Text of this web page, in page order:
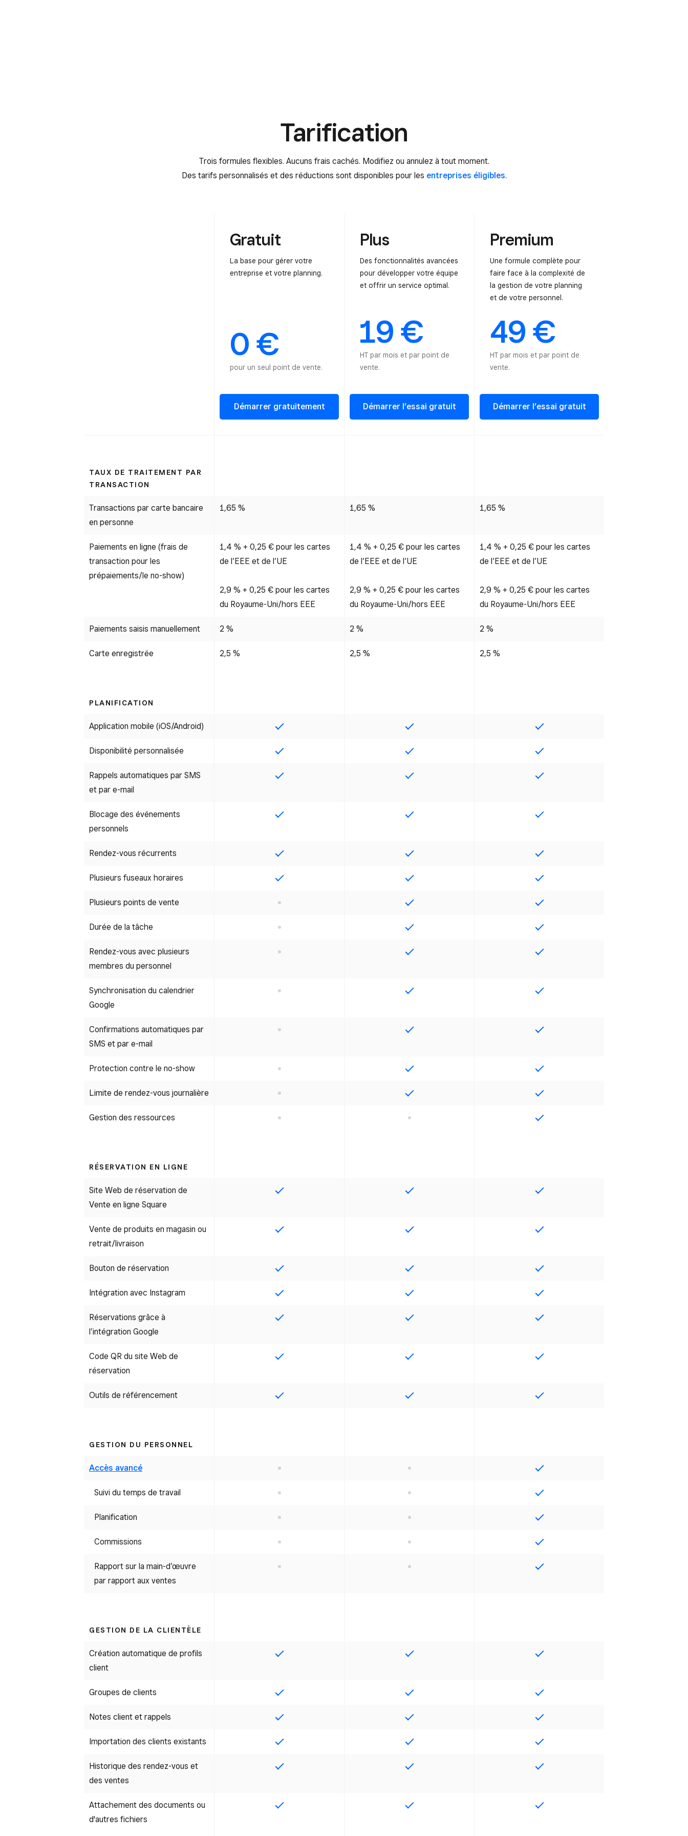
Tarification
Trois formules flexibles. Aucuns frais cachés. Modifiez ou annulez à tout moment.
Des tarifs personnalisés et des réductions sont disponibles pour les entreprises éligibles.
Gratuit
La base pour gérer votre
entreprise et votre planning.
0 €
pour un seul point de vente.
Démarrer gratuitement
Plus
Des fonctionnalités avancées
pour développer votre équipe
et offrir un service optimal.
19 €
HT par mois et par point de
vente.
Démarrer l’essai gratuit
Premium
Une formule complète pour
faire face à la complexité de
la gestion de votre planning
et de votre personnel.
49 €
HT par mois et par point de
vente.
Démarrer l’essai gratuit
TAUX DE TRAITEMENT PAR
TRANSACTION
Transactions par carte bancaire
en personne
1,65 % 1,65 % 1,65 %
Paiements en ligne (frais de
transaction pour les
prépaiements/le no-show)
1,4 % + 0,25 € pour les cartes
de l’EEE et de l’UE
2,9 % + 0,25 € pour les cartes
du Royaume-Uni/hors EEE
1,4 % + 0,25 € pour les cartes
de l’EEE et de l’UE
2,9 % + 0,25 € pour les cartes
du Royaume-Uni/hors EEE
1,4 % + 0,25 € pour les cartes
de l’EEE et de l’UE
2,9 % + 0,25 € pour les cartes
du Royaume-Uni/hors EEE
Paiements saisis manuellement 2 % 2 % 2 %
Carte enregistrée 2,5 % 2,5 % 2,5 %
PLANIFICATION
Application mobile (iOS/Android)
Disponibilité personnalisée
Rappels automatiques par SMS
et par e-mail
Blocage des événements
personnels
Rendez-vous récurrents
Plusieurs fuseaux horaires
Plusieurs points de vente
Durée de la tâche
Rendez-vous avec plusieurs
membres du personnel
Synchronisation du calendrier
Google
Confirmations automatiques par
SMS et par e-mail
Protection contre le no-show
Limite de rendez-vous journalière
Gestion des ressources
RÉSERVATION EN LIGNE
Site Web de réservation de
Vente en ligne Square
Vente de produits en magasin ou
retrait/livraison
Bouton de réservation
Intégration avec Instagram
Réservations grâce à
l’intégration Google
Code QR du site Web de
réservation
Outils de référencement
GESTION DU PERSONNEL
Accès avancé
Suivi du temps de travail
Planification
Commissions
Rapport sur la main-d’œuvre
par rapport aux ventes
GESTION DE LA CLIENTÈLE
Création automatique de profils
client
Groupes de clients
Notes client et rappels
Importation des clients existants
Historique des rendez-vous et
des ventes
Attachement des documents ou
d'autres fichiers